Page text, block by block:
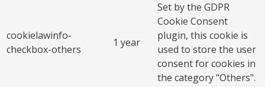
cookielawinfo-
checkbox-others
1 year
Set by the GDPR
Cookie Consent
plugin, this cookie is
used to store the user
consent for cookies in
the category "Others".